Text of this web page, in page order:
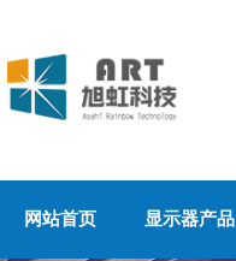
网站首页 显示器产品